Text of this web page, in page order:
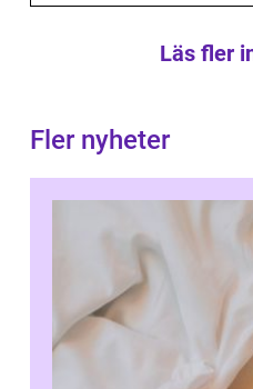
Läs fler
Fler nyheter